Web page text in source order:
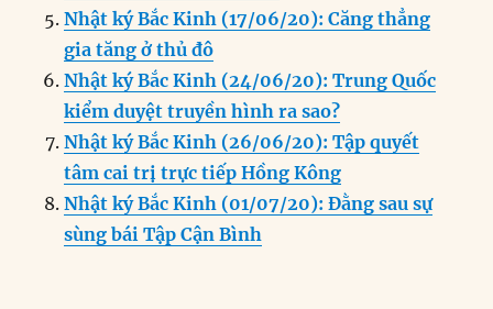
Nhật ký Bắc Kinh (17/06/20): Căng thẳng
gia tăng ở thủ đô
Nhật ký Bắc Kinh (24/06/20): Trung Quốc
kiểm duyệt truyền hình ra sao?
Nhật ký Bắc Kinh (26/06/20): Tập quyết
tâm cai trị trực tiếp Hồng Kông
Nhật ký Bắc Kinh (01/07/20): Đằng sau sự
sùng bái Tập Cận Bình